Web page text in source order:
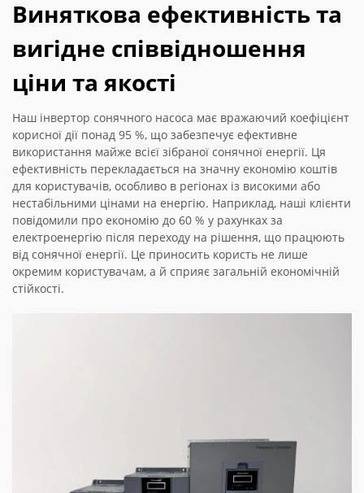
Виняткова ефективність та
вигідне співвідношення
ціни та якості
Наш інвертор сонячного насоса має вражаючий коефіцієнт
корисної дії понад 95 %, що забезпечує ефективне
використання майже всієї зібраної сонячної енергії. Ця
ефективність перекладається на значну економію коштів
для користувачів, особливо в регіонах із високими або
нестабільними цінами на енергію. Наприклад, наші клієнти
повідомили про економію до 60 % у рахунках за
електроенергію після переходу на рішення, що працюють
від сонячної енергії. Це приносить користь не лише
окремим користувачам, а й сприяє загальній економічній
стійкості.